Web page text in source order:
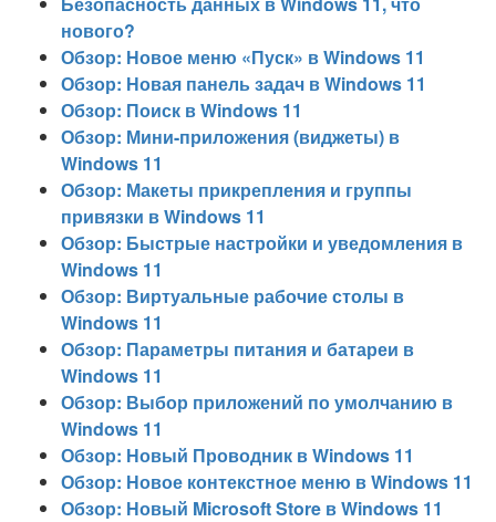
нового?
Обзор: Новое меню «Пуск» в Windows 11
Обзор: Новая панель задач в Windows 11
Обзор: Поиск в Windows 11
Обзор: Мини-приложения (виджеты) в
Windows 11
Обзор: Макеты прикрепления и группы
привязки в Windows 11
Обзор: Быстрые настройки и уведомления в
Windows 11
Обзор: Виртуальные рабочие столы в
Windows 11
Обзор: Параметры питания и батареи в
Windows 11
Обзор: Выбор приложений по умолчанию в
Windows 11
Обзор: Новый Проводник в Windows 11
Обзор: Новое контекстное меню в Windows 11
Обзор: Новый Microsoft Store в Windows 11